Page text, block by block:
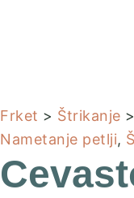
Frket > Štrikanje >
Nametanje petlji,